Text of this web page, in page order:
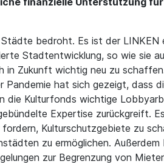
bedroht. Es ist der LINKEN
Stadtentwicklung, so wie sie
in Zukunft wichtig neu zu
hat sich gezeigt, dass
die Kulturfonds wichtige
Expertise zurückgreift.
Kulturschutzgebiete zu
zu ermöglichen. Außerdem
zur Begrenzung von